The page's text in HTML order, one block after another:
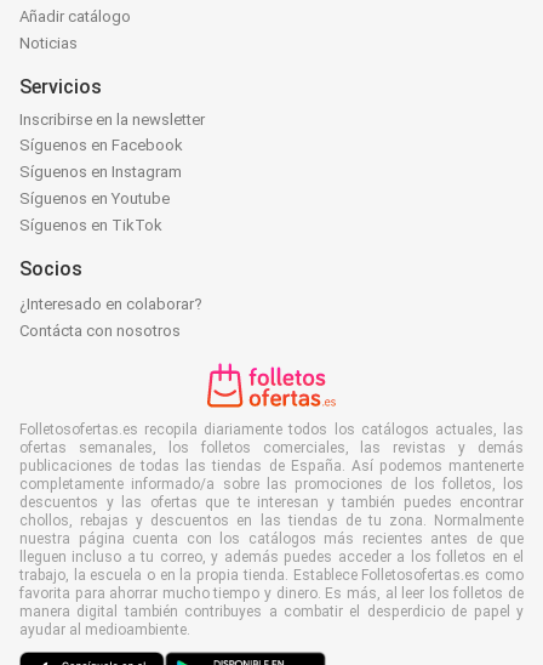
Añadir catálogo
Noticias
Servicios
Inscribirse en la newsletter
Síguenos en Facebook
Síguenos en Instagram
Síguenos en Youtube
Síguenos en TikTok
Socios
¿Interesado en colaborar?
Contácta con nosotros
Folletosofertas.es recopila diariamente todos los catálogos actuales, las
ofertas semanales, los folletos comerciales, las revistas y demás
publicaciones de todas las tiendas de España. Así podemos mantenerte
completamente informado/a sobre las promociones de los folletos, los
descuentos y las ofertas que te interesan y también puedes encontrar
chollos, rebajas y descuentos en las tiendas de tu zona. Normalmente
nuestra página cuenta con los catálogos más recientes antes de que
lleguen incluso a tu correo, y además puedes acceder a los folletos en el
trabajo, la escuela o en la propia tienda. Establece Folletosofertas.es como
favorita para ahorrar mucho tiempo y dinero. Es más, al leer los folletos de
manera digital también contribuyes a combatir el desperdicio de papel y
ayudar al medioambiente.